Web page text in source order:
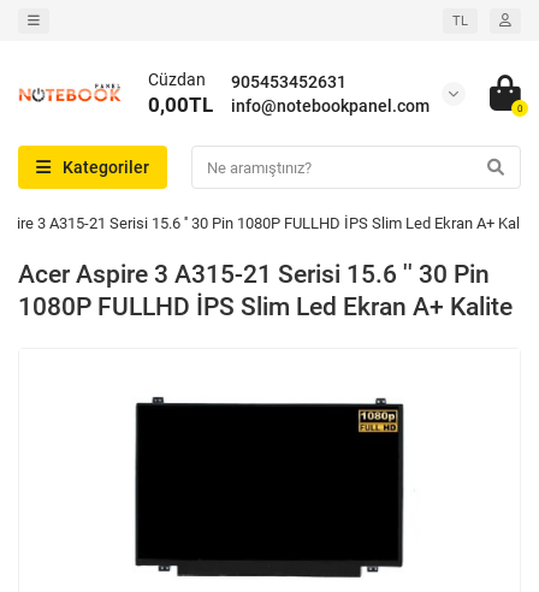
TL
905453452631
info@notebookpanel.com
Cüzdan
0,00TL 0
Kategoriler
3 A315-21 Serisi 15.6 '' 30 Pin 1080P FULLHD İPS Slim Led Ekran A+ Kalite
Acer Aspire 3 A315-21 Serisi 15.6 '' 30 Pin
1080P FULLHD İPS Slim Led Ekran A+ Kalite